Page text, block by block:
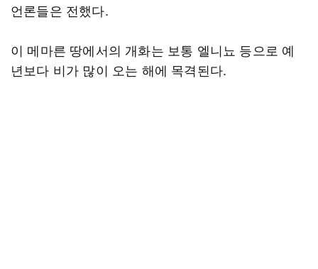
언론들은 전했다.
이 메마른 땅에서의 개화는 보통 엘니뇨 등으로 예
년보다 비가 많이 오는 해에 목격된다.